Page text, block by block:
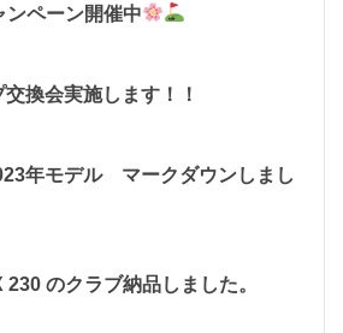
ンペーン開催中
交換会実施します！！
年モデル マークダウンしまし
のクラブ納品しました。